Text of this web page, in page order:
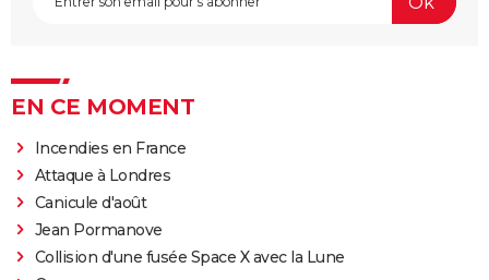
EN CE MOMENT
Incendies en France
Attaque à Londres
Canicule d'août
Jean Pormanove
Collision d'une fusée Space X avec la Lune